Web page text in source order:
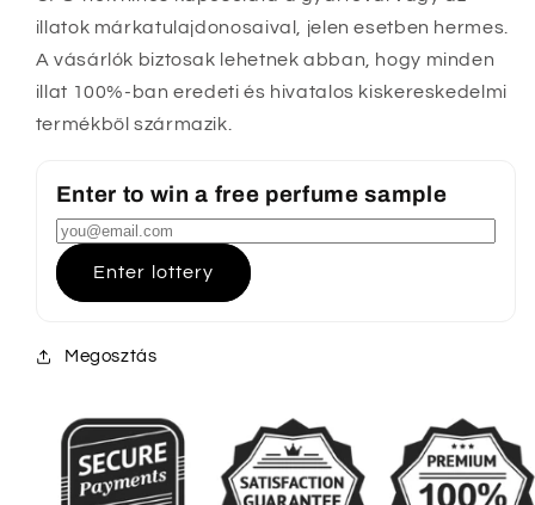
illatok márkatulajdonosaival, jelen esetben hermes.
A vásárlók biztosak lehetnek abban, hogy minden
illat 100%-ban eredeti és hivatalos kiskereskedelmi
termékből származik.
Enter to win a free perfume sample
Enter lottery
Megosztás